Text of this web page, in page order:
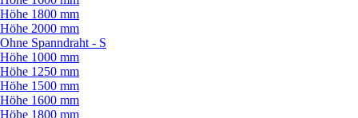
Höhe 1800 mm
Höhe 2000 mm
Ohne Spanndraht - S
Höhe 1000 mm
Höhe 1250 mm
Höhe 1500 mm
Höhe 1600 mm
Höhe 1800 mm